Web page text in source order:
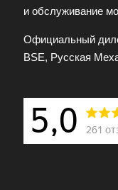
и обслуживание
Официальный
BSE, Русская